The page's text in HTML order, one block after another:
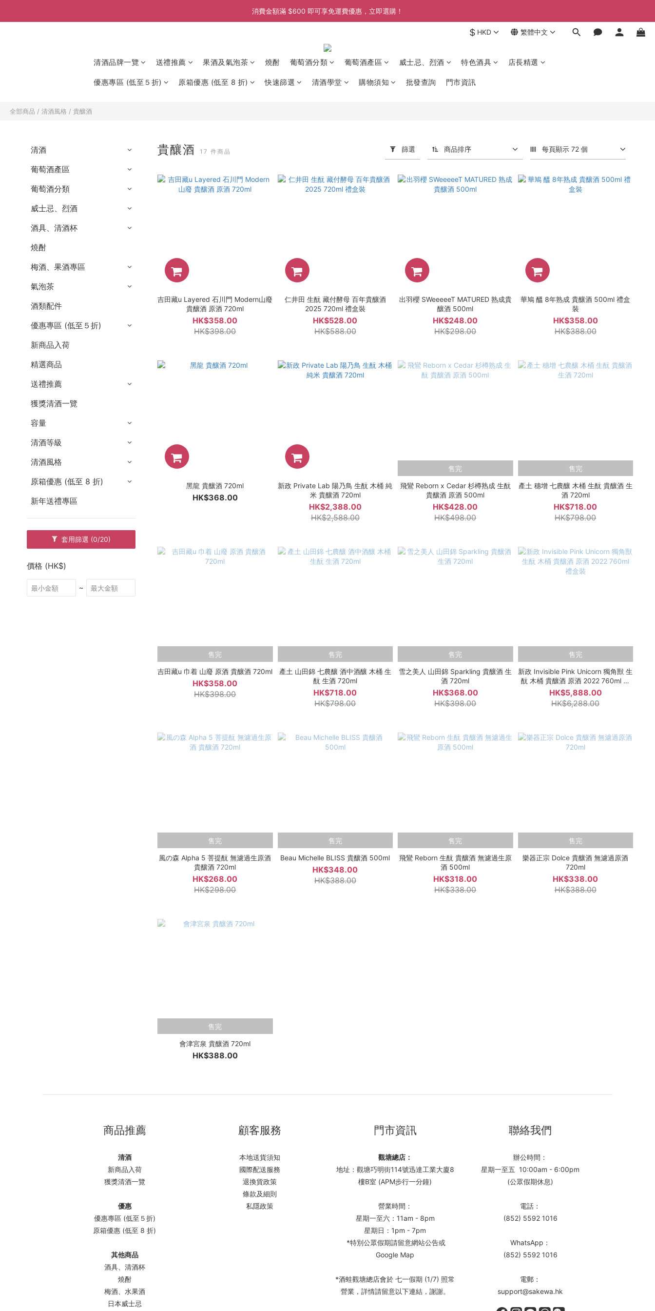
消費金額滿 $600 即可享免運費優惠，立即選購！
消費金額滿 $600 即可享免運費優惠，立即選購！
$ HKD 繁體中文
清酒品牌一覽 送禮推薦 果酒及氣泡茶 燒酎 葡萄酒分類 葡萄酒產區 威士忌、烈酒 特色酒具 店長精選
優惠專區 (低至５折) 原箱優惠 (低至 8 折) 快速篩選 清酒學堂 購物須知 批發查詢 門市資訊
全部商品 / 清酒風格 / 貴釀酒
清酒
葡萄酒產區
葡萄酒分類
威士忌、烈酒
酒具、清酒杯
燒酎
梅酒、果酒專區
氣泡茶
酒類配件
優惠專區 (低至５折)
新商品入荷
精選商品
送禮推薦
獲獎清酒一覽
容量
清酒等級
清酒風格
原箱優惠 (低至 8 折)
新年送禮專區
套用篩選 (0/20)
價格 (HK$)
~
貴釀酒 17 件商品 篩選 商品排序 每頁顯示 72 個
吉田藏u Layered 石川門 Modern山廢
貴釀酒 原酒 720ml
HK$358.00
HK$398.00
仁井田 生酛 藏付酵母 百年貴釀酒
2025 720ml 禮盒裝
HK$528.00
HK$588.00
出羽櫻 SWeeeeeT MATURED 熟成貴
釀酒 500ml
HK$248.00
HK$298.00
華鳩 醞 8年熟成 貴釀酒 500ml 禮盒
裝
HK$358.00
HK$388.00
黑龍 貴釀酒 720ml
HK$368.00
新政 Private Lab 陽乃鳥 生酛 木桶 純
米 貴釀酒 720ml
HK$2,388.00
HK$2,588.00
售完
飛鸞 Reborn x Cedar 杉樽熟成 生酛
貴釀酒 原酒 500ml
HK$428.00
HK$498.00
售完
產土 穗增 七農釀 木桶 生酛 貴釀酒 生
酒 720ml
HK$718.00
HK$798.00
售完
吉田藏u 巾着 山廢 原酒 貴釀酒 720ml
HK$358.00
HK$398.00
售完
產土 山田錦 七農釀 酒中酒釀 木桶 生
酛 生酒 720ml
HK$718.00
HK$798.00
售完
雪之美人 山田錦 Sparkling 貴釀酒 生
酒 720ml
HK$368.00
HK$398.00
售完
新政 Invisible Pink Unicorn 獨角獸 生
酛 木桶 貴釀酒 原酒 2022 760ml 禮
盒裝
HK$5,888.00
HK$6,288.00
售完
風の森 Alpha 5 菩提酛 無濾過生原酒
貴釀酒 720ml
HK$268.00
HK$298.00
售完
Beau Michelle BLISS 貴釀酒 500ml
HK$348.00
HK$388.00
售完
飛鸞 Reborn 生酛 貴釀酒 無濾過生原
酒 500ml
HK$318.00
HK$338.00
售完
樂器正宗 Dolce 貴釀酒 無濾過原酒
720ml
HK$338.00
HK$388.00
售完
會津宮泉 貴釀酒 720ml
HK$388.00
商品推薦
清酒
新商品入荷
獲獎清酒一覽
優惠
優惠專區 (低至５折)
原箱優惠 (低至 8 折)
其他商品
酒具、清酒杯
燒酎
梅酒、水果酒
日本威士忌
顧客服務
本地送貨須知
國際配送服務
退換貨政策
條款及細則
私隱政策
門市資訊
觀塘總店：
地址：觀塘巧明街114號迅達工業大廈8
樓B室 (APM步行一分鐘)
營業時間：
星期一至六：11am - 8pm
星期日：1pm - 7pm
*特別公眾假期請留意網站公告或
Google Map
*酒蛙觀塘總店會於 七一假期 (1/7) 照常
營業，詳情請留意以下連結，謝謝。
聯絡我們
辦公時間：
星期一至五 10:00am - 6:00pm
(公眾假期休息)
電話：
(852) 5592 1016
WhatsApp：
(852) 5592 1016
電郵：
support@sakewa.hk